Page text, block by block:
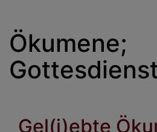
Ökumene;
Gel(i)ebte